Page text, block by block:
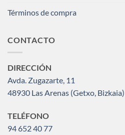
Términos de compra
CONTACTO
DIRECCIÓN
Avda. Zugazarte, 11
48930 Las Arenas (Getxo, Bizkaia)
TELÉFONO
94 652 40 77